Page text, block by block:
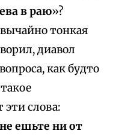
в раю»?
тонкая
диавол
как будто
слова:
ешьте ни от